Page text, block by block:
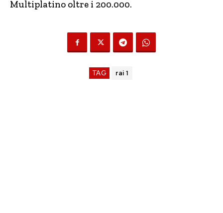
Multiplatino oltre i 200.000.
TAG rai 1